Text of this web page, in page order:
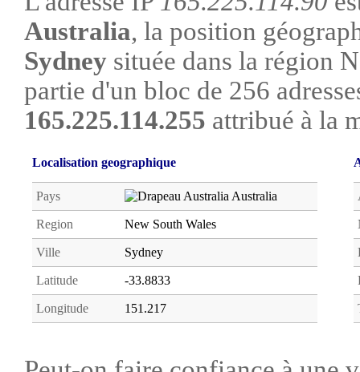
Australia, la position
Sydney située dans la région
partie d'un bloc de 256
165.225.114.255 attribué à la
Localisation geographique
Pays Australia
Region New South Wales
Ville Sydney
Latitude -33.8833
Longitude 151.217